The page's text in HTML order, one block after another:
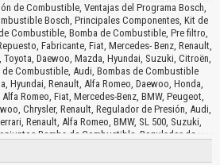
de Combustible, Ventajas del Programa Bosch,
Bosch, Principales Componentes, Kit de
Combustible, Bomba de Combustible, Pre filtro,
Fabricante, Fiat, Mercedes- Benz, Renault,
Toyota, Daewoo, Mazda, Hyundai, Suzuki, Citroën,
Combustible, Audi, Bombas de Combustible
Hyundai, Renault, Alfa Romeo, Daewoo, Honda,
Romeo, Fiat, Mercedes-Benz, BMW, Peugeot,
Chrysler, Renault, Regulador de Presión, Audi,
Renault, Alfa Romeo, BMW, SL 500, Suzuki,
Bomba de Combustible, Regulador de
de Prueba, Caudal en la Presión de Prueba,
Pico Liso, Pico Estriado, Diagnósticos y Piezas